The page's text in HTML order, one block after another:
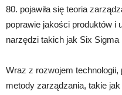
80. pojawiła się teoria
poprawie jakości produktów i
narzędzi takich jak Six Sigma
Wraz z rozwojem technologii,
metody zarządzania, takie